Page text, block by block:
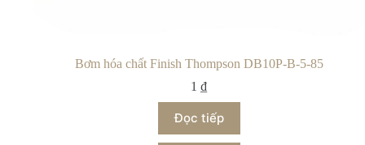
Bơm hóa chất Finish Thompson DB10P-B-5-85
1 ₫
Đọc tiếp